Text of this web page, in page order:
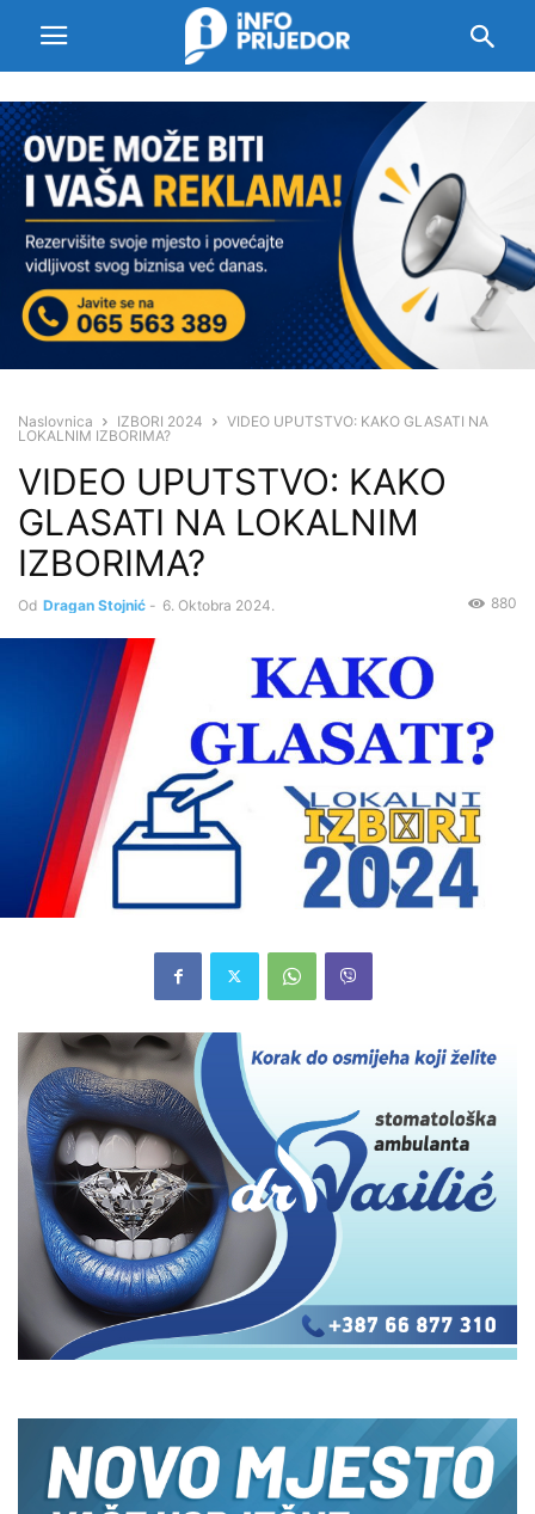
Naslovnica IZBORI 2024
VIDEO UPUTSTVO: KAKO GLASATI NA
LOKALNIM IZBORIMA?
VIDEO UPUTSTVO: KAKO
GLASATI NA LOKALNIM
IZBORIMA?
Od Dragan Stojnić - 6. Oktobra 2024. 880